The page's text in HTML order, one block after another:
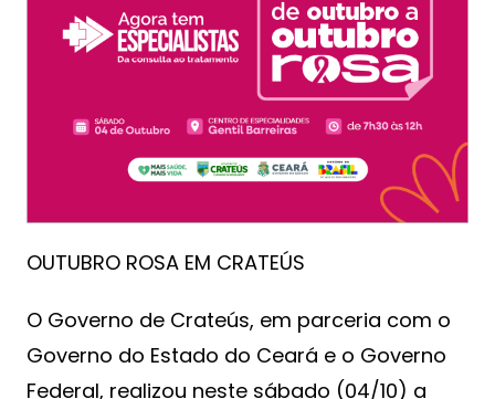
OUTUBRO ROSA EM CRATEÚS
O Governo de Crateús, em parceria com o
Governo do Estado do Ceará e o Governo
Federal, realizou neste sábado (04/10) a